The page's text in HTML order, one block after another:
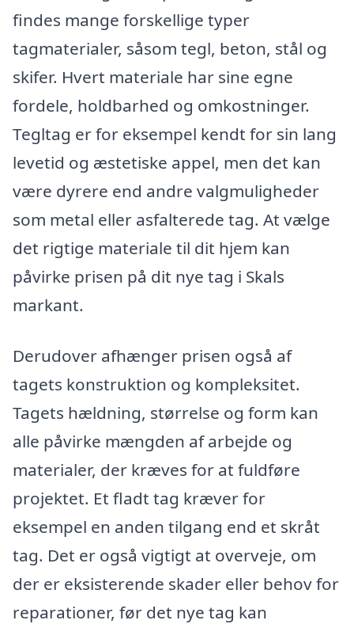
findes mange forskellige typer
tagmaterialer, såsom tegl, beton, stål og
skifer. Hvert materiale har sine egne
fordele, holdbarhed og omkostninger.
Tegltag er for eksempel kendt for sin lang
levetid og æstetiske appel, men det kan
være dyrere end andre valgmuligheder
som metal eller asfalterede tag. At vælge
det rigtige materiale til dit hjem kan
påvirke prisen på dit nye tag i Skals
markant.
Derudover afhænger prisen også af
tagets konstruktion og kompleksitet.
Tagets hældning, størrelse og form kan
alle påvirke mængden af arbejde og
materialer, der kræves for at fuldføre
projektet. Et fladt tag kræver for
eksempel en anden tilgang end et skråt
tag. Det er også vigtigt at overveje, om
der er eksisterende skader eller behov for
reparationer, før det nye tag kan